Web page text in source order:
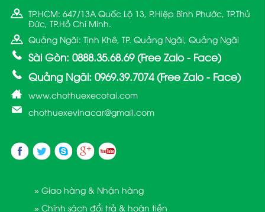
TP.HCM: 647/13A Quốc Lộ 13, P.Hiệp Bình Phước, TP.Thủ
Đức, TP.Hồ Chí Minh.
Quảng Ngãi: Tịnh Khê, TP. Quảng Ngãi, Quảng Ngãi
Sài Gòn: 0888.35.68.69 (Free Zalo - Face)
Quảng Ngãi: 0969.39.7074 (Free Zalo - Face)
www.chothuexecotai.com
chothuexevinacar@gmail.com
» Giao hàng & Nhận hàng
» Chính sách đổi trả & hoàn tiền